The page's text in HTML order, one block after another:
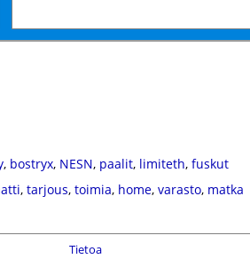
, bostryx, NESN, paalit, limiteth, fuskut
, tarjous, toimia, home, varasto, matka
Tietoa